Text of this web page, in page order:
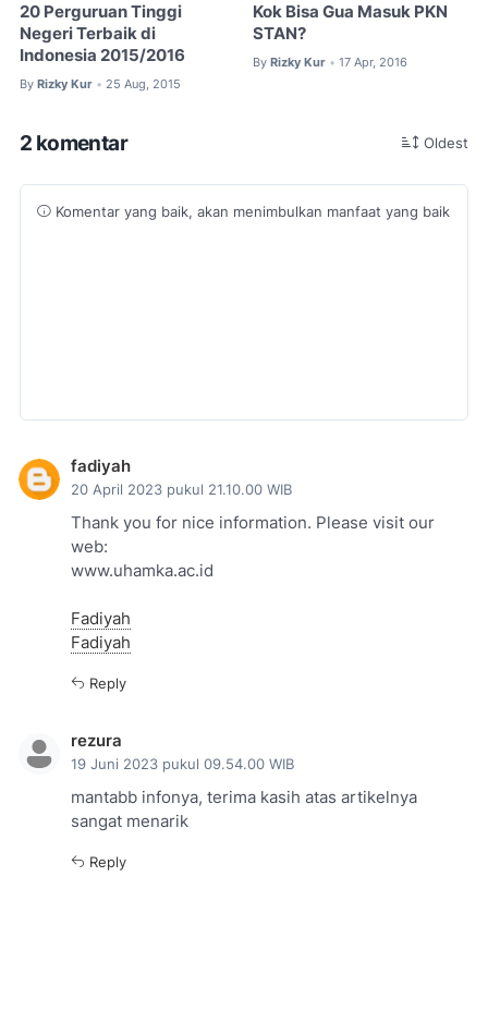
20 Perguruan Tinggi
Negeri Terbaik di
Indonesia 2015/2016
By Rizky Kur • 25 Aug, 2015
Kok Bisa Gua Masuk PKN
STAN?
By Rizky Kur • 17 Apr, 2016
2 komentar Oldest
Komentar yang baik, akan menimbulkan manfaat yang baik
fadiyah
20 April 2023 pukul 21.10.00 WIB
Thank you for nice information. Please visit our
web:
www.uhamka.ac.id
Fadiyah
Fadiyah
Reply
rezura
19 Juni 2023 pukul 09.54.00 WIB
mantabb infonya, terima kasih atas artikelnya
sangat menarik
Reply